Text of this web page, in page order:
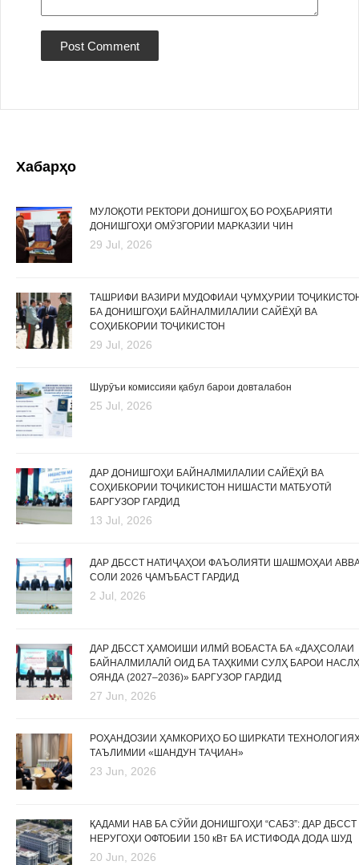
Хабарҳо
МУЛОҚОТИ РЕКТОРИ ДОНИШГОҲ БО РОҲБАРИЯТИ
ДОНИШГОҲИ ОМӮЗГОРИИ МАРКАЗИИ ЧИН
29 Jul, 2026
ТАШРИФИ ВАЗИРИ МУДОФИАИ ҶУМҲУРИИ
БА ДОНИШГОҲИ БАЙНАЛМИЛАЛИИ САЙЁҲӢ ВА
СОҲИБКОРИИ ТОҶИКИСТОН
29 Jul, 2026
Шурӯъи комиссияи қабул барои довталабон
25 Jul, 2026
ДАР ДОНИШГОҲИ БАЙНАЛМИЛАЛИИ САЙЁҲӢ ВА
СОҲИБКОРИИ ТОҶИКИСТОН НИШАСТИ МАТБУОТӢ
БАРГУЗОР ГАРДИД
13 Jul, 2026
ДАР ДБССТ НАТИҶАҲОИ ФАЪОЛИЯТИ ШАШМОҲАИ
СОЛИ 2026 ҶАМЪБАСТ ГАРДИД
2 Jul, 2026
ДАР ДБССТ ҲАМОИШИ ИЛМӢ ВОБАСТА БА «ДАҲСОЛАИ
БАЙНАЛМИЛАЛӢ ОИД БА ТАҲКИМИ СУЛҲ БАРОИ
ОЯНДА (2027–2036)» БАРГУЗОР ГАРДИД
27 Jun, 2026
РОҲАНДОЗИИ ҲАМКОРИҲО БО ШИРКАТИ
ТАЪЛИМИИ «ШАНДУН ТАҶИАН»
23 Jun, 2026
ҚАДАМИ НАВ БА СӮЙИ ДОНИШГОҲИ “САБЗ”: ДАР ДБССТ
НЕРУГОҲИ ОФТОБИИ 150 кВт БА ИСТИФОДА ДОДА ШУД
20 Jun, 2026